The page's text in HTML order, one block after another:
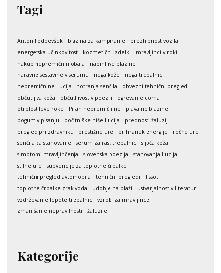
Tagi
Anton Podbevšek blazina za kampiranje
brezhibnost vozila
energetska učinkovitost
kozmetični izdelki
mravljinci v roki
nakup nepremičnin obala
napihljive blazine
naravne sestavine v serumu
nega kože
nega trepalnic
nepremičnine Lucija
notranja senčila
obvezni tehnični pregledi
občutljiva koža
občutljivost v poeziji
ogrevanje doma
otrplost leve roke
Piran nepremičnine
plavalne blazine
pogum v pisanju
počitniške hiše Lucija
prednosti žaluzij
pregled pri zdravniku
prestižne ure prihranek energije
ročne ure
senčila za stanovanje
serum za rast trepalnic
sijoča koža
simptomi mravljinčenja
slovenska poezija
stanovanja Lucija
stilne ure
subvencije za toplotne črpalke
tehnični pregled avtomobila
tehnični pregledi
Tissot
toplotne črpalke zrak voda
udobje na plaži
ustvarjalnost v literaturi
vzdrževanje lepote trepalnic
vzroki za mravljince
zmanjšanje nepravilnosti
žaluzije
Kategorije